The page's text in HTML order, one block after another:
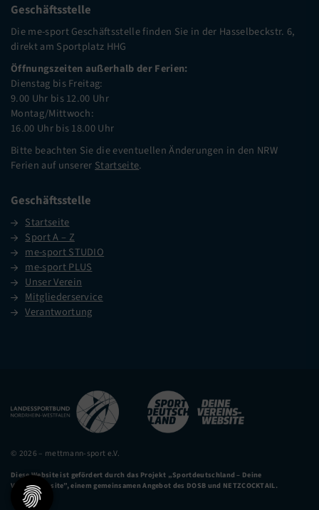
Geschäftsstelle
Die me-sport Geschäftsstelle finden Sie in der Hasselbeckstr. 6,
direkt am Sportplatz HHG
Öffnungszeiten außerhalb der Ferien:
Dienstag bis Freitag:
9.00 Uhr bis 12.00 Uhr
Montag/Mittwoch:
16.00 Uhr bis 18.00 Uhr
Bitte beachten Sie die eventuellen Änderungen in den NRW
Ferien auf unserer Startseite.
Geschäftsstelle
Startseite
Sport A – Z
me-sport STUDIO
me-sport PLUS
Unser Verein
Mitgliederservice
Verantwortung
© 2026 – mettmann-sport e.V.
Diese Website ist gefördert durch das Projekt „Sportdeutschland – Deine
Vereinswebsite”, einem gemeinsamen Angebot des DOSB und NETZCOCKTAIL.